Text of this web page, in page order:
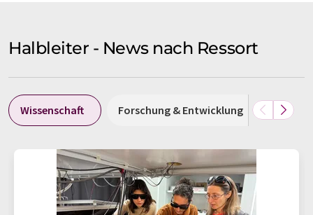
Halbleiter - News nach Ressort
Wissenschaft Forschung & Entwicklung